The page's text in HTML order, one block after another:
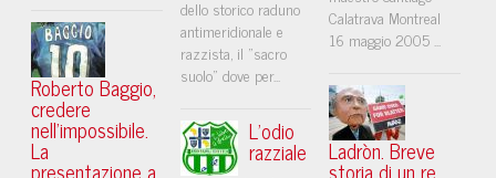
Roberto Baggio,
credere
nell'impossibile.
La
presentazione a
dello storico raduno
antimeridionale e
razzista, il "sacro
suolo" dove per...
L’odio
razziale
Calatrava Montreal
16 maggio 2005 ...
Ladròn. Breve
storia di un re